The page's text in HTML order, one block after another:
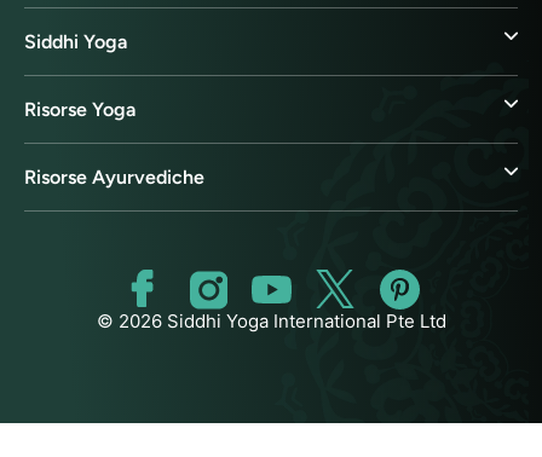
Siddhi Yoga
Risorse Yoga
Risorse Ayurvediche
© 2026 Siddhi Yoga International Pte Ltd